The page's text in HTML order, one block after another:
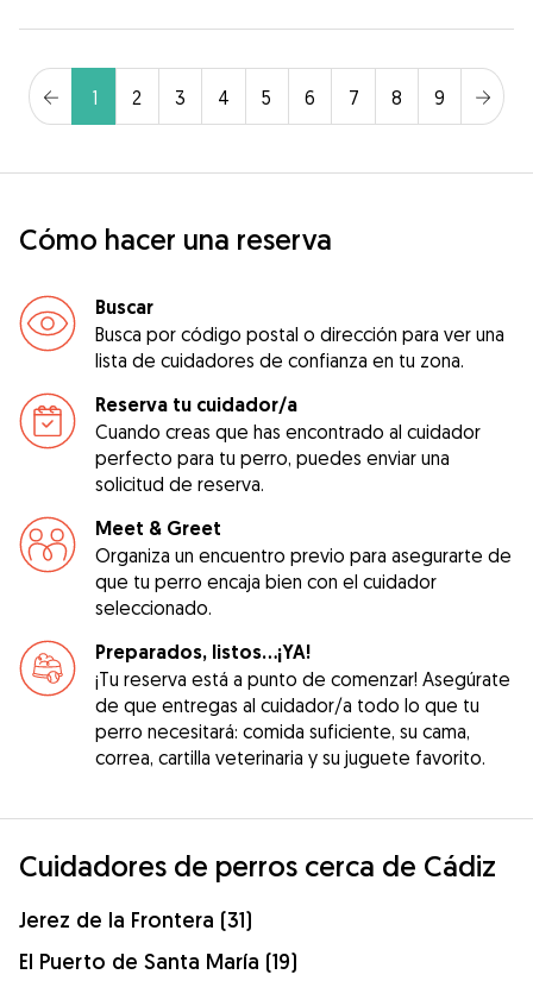
1 2 3 4 5 6 7 8 9
Cómo hacer una reserva
Buscar
Busca por código postal o dirección para ver una
lista de cuidadores de confianza en tu zona.
Reserva tu cuidador/a
Cuando creas que has encontrado al cuidador
perfecto para tu perro, puedes enviar una
solicitud de reserva.
Meet & Greet
Organiza un encuentro previo para asegurarte de
que tu perro encaja bien con el cuidador
seleccionado.
Preparados, listos...¡YA!
¡Tu reserva está a punto de comenzar! Asegúrate
de que entregas al cuidador/a todo lo que tu
perro necesitará: comida suficiente, su cama,
correa, cartilla veterinaria y su juguete favorito.
Cuidadores de perros cerca de Cádiz
Jerez de la Frontera (31)
El Puerto de Santa María (19)